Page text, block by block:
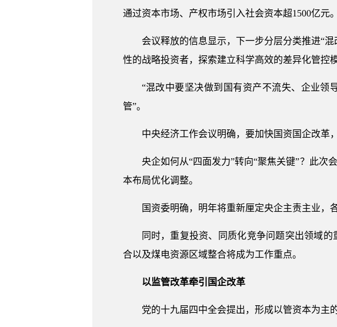
通过资本市场、产权市场引入社会资本超1500亿元。
会议释放的信息显示，下一步分层分类推进“
性的战略投资者，探索建立科学高效的差异化管控模
“混改中要坚决做到国有资产不流失、企业领
管”。
中央经济工作会议明确，要加快国资国企改革
央企如何从“四面发力”转向“聚焦关键”？此
本布局优化调整。
国资委明确，明年将重新厘定央企主责主业，
同时，重复投资、同质化竞争问题突出领域
合以及煤电资源区域整合将成为工作重点。
以监管改革牵引国企改革
党的十九届四中全会提出，形成以管资本为主